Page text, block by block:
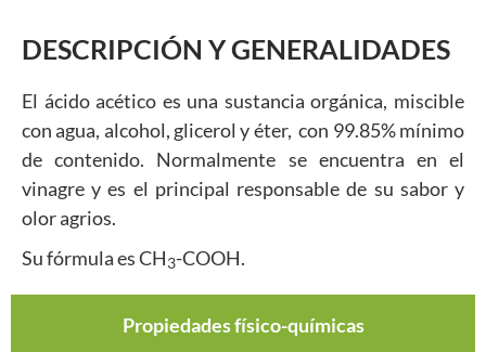
DESCRIPCIÓN Y GENERALIDADES
El ácido acético es una sustancia orgánica, miscible
con agua, alcohol, glicerol y éter, con 99.85% mínimo
de contenido. Normalmente se encuentra en el
vinagre y es el principal responsable de su sabor y
olor agrios.
Su fórmula es CH3-COOH.
Propiedades físico-químicas